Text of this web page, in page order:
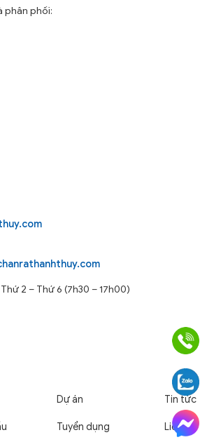
phân phối:
2 – Thứ 6 (7h30 – 17h00)
Dự án
Tuyển dụng
Tin tức
Liên hệ